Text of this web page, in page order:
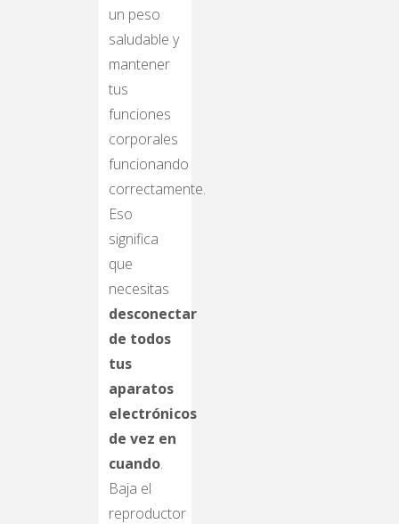
un peso
saludable y
mantener
tus
funciones
corporales
funcionando
correctamente.
Eso
significa
que
necesitas
desconectar
de todos
tus
aparatos
electrónicos
de vez en
cuando.
Baja el
reproductor